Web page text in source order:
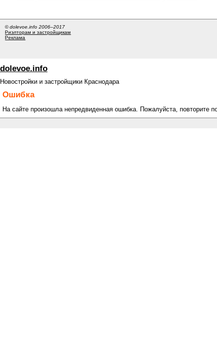
© dolevoe.info 2006–2017
Риэлторам и застройщикам
Реклама
dolevoe.info
Новостройки и застройщики Краснодара
Ошибка
На сайте произошла непредвиденная ошибка. Пожалуйста, повторите